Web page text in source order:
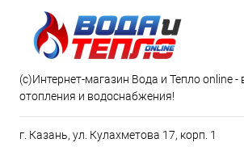
(c)Интернет-магазин Вода и Тепло online -
отопления и водоснабжения!
г. Казань, ул. Кулахметова 17, корп. 1